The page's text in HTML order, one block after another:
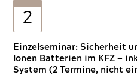
2
Einzelseminar: Sicherheit
Ionen Batterien im KFZ —
System (2 Termine, nicht